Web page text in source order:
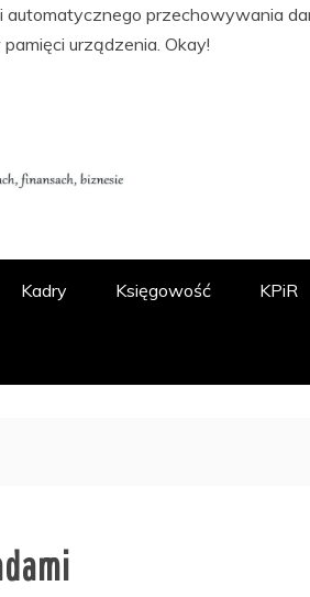
przechowywania
urządzenia. Okay!
Kadry Księgowość KPiR